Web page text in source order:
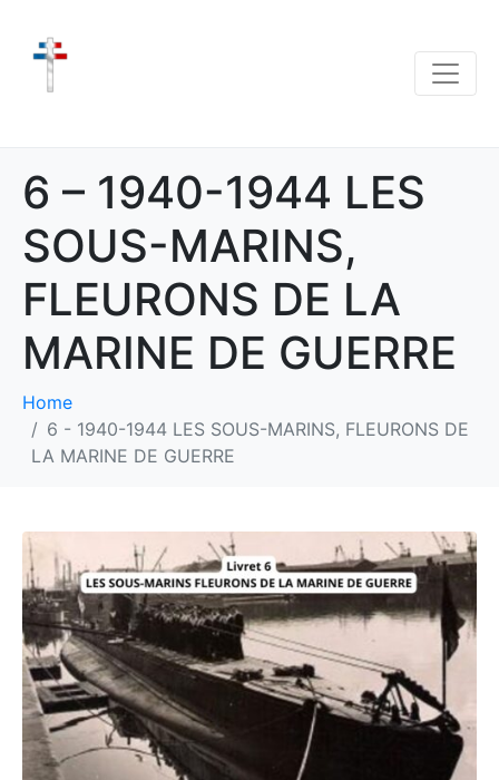
6 – 1940-1944 LES
SOUS-MARINS,
FLEURONS DE LA
MARINE DE GUERRE
Home
6 - 1940-1944 LES SOUS-MARINS, FLEURONS DE
LA MARINE DE GUERRE